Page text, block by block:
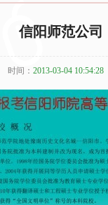
信阳师范公司
时间： 2013-03-04 10:54:28